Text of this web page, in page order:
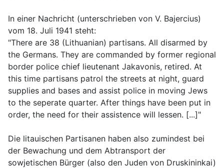
In einer Nachricht (unterschrieben von V. Bajercius)
vom 18. Juli 1941 steht:
"There are 38 (Lithuanian) partisans. All disarmed by
the Germans. They are commanded by former regional
border police chief lieutenant Jakavonis, retired. At
this time partisans patrol the streets at night, guard
supplies and bases and assist police in moving Jews
to the seperate quarter. After things have been put in
order, the need for their assistence will lessen. [...]"
Die litauischen Partisanen haben also zumindest bei
der Bewachung und dem Abtransport der
sowjetischen Bürger (also den Juden von Druskininkai)